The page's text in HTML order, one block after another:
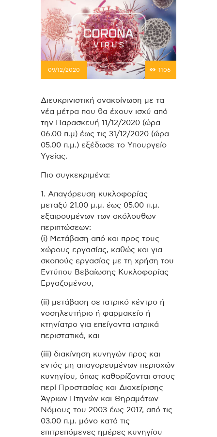
09/12/2020 1106
Διευκρινιστική ανακοίνωση με τα
νέα μέτρα που θα έχουν ισχύ από
την Παρασκευή 11/12/2020 (ώρα
06.00 π.μ) έως τις 31/12/2020 (ώρα
05.00 π.μ.) εξέδωσε το Υπουργείο
Υγείας.
Πιο συγκεκριμένα:
1. Απαγόρευση κυκλοφορίας
μεταξύ 21.00 μ.μ. έως 05.00 π.μ.
εξαιρουμένων των ακόλουθων
περιπτώσεων:
(i) Μετάβαση από και προς τους
χώρους εργασίας, καθώς και για
σκοπούς εργασίας με τη χρήση του
Εντύπου Βεβαίωσης Κυκλοφορίας
Εργαζομένου,
(ii) μετάβαση σε ιατρικό κέντρο ή
νοσηλευτήριο ή φαρμακείο ή
κτηνίατρο για επείγοντα ιατρικά
περιστατικά, και
(iii) διακίνηση κυνηγών προς και
εντός μη απαγορευμένων περιοχών
κυνηγίου, όπως καθορίζονται στους
περί Προστασίας και Διαχείρισης
Άγριων Πτηνών και Θηραμάτων
Νόμους του 2003 έως 2017, από τις
03.00 π.μ. μόνο κατά τις
επιτρεπόμενες ημέρες κυνηγίου